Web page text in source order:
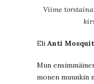
Viime
Eli Anti
Mun
monen muunkin